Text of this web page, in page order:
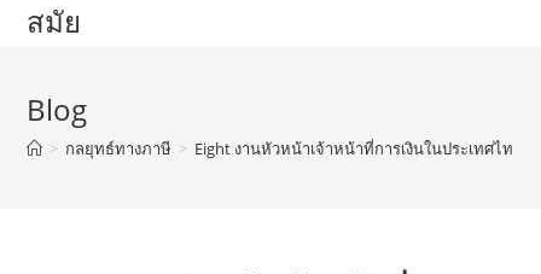
สมัย
Blog
> กลยุทธ์ทางภาษี > Eight งานหัวหน้าเจ้าหน้าที่การเงินในประเทศไทย